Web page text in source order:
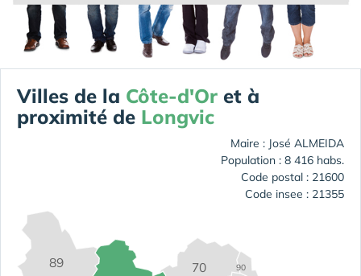
Villes de la Côte-d'Or et à
proximité de Longvic
Maire : José ALMEIDA
Population : 8 416 habs.
Code postal : 21600
Code insee : 21355
70
89 90